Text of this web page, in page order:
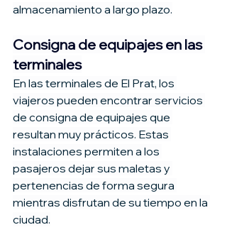
almacenamiento a largo plazo.
Consigna de equipajes en las
terminales
En las terminales de El Prat, los
viajeros pueden encontrar servicios
de consigna de equipajes que
resultan muy prácticos. Estas
instalaciones permiten a los
pasajeros dejar sus maletas y
pertenencias de forma segura
mientras disfrutan de su tiempo en la
ciudad.